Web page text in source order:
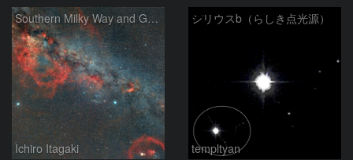
Southern Milky Way and Gum Nebula
Ichiro Itagaki
シリウスb（らしき点光源）
templtyan